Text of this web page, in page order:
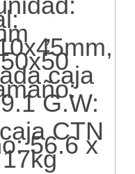
，
caja
G.W:
CTN
56.6 x